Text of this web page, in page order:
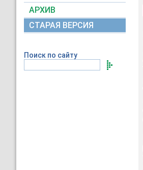
АРХИВ
СТАРАЯ ВЕРСИЯ
Поиск по сайту